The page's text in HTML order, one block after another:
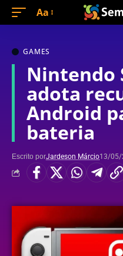
Aa
GAMES
Nintendo
adota
Android
bateria
Escrito porJardeson Márcio13/05/